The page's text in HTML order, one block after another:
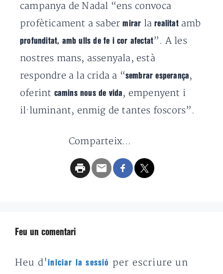
campanya de Nadal “ens convoca
profèticament a sabermirar larealitat amb
profunditat, amb ulls de fe i cor afectat”. A les
nostres mans, assenyala, està
respondre a la crida a “sembrar esperança ,
oferint camins nous de vida , empenyent i
il·luminant, enmig de tantes foscors”.
Comparteix...
Feu un comentari
Heu d'iniciar la sessió
per escriure un